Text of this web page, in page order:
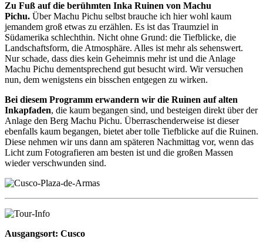
Zu Fuß auf die berühmten Inka Ruinen von Machu
Pichu. Über Machu Pichu selbst brauche ich hier wohl kaum
jemandem groß etwas zu erzählen. Es ist das Traumziel in
Südamerika schlechthin. Nicht ohne Grund: die Tiefblicke, die
Landschaftsform, die Atmosphäre. Alles ist mehr als sehenswert.
Nur schade, dass dies kein Geheimnis mehr ist und die Anlage
Machu Pichu dementsprechend gut besucht wird. Wir versuchen
nun, dem wenigstens ein bisschen entgegen zu wirken.
Bei diesem Programm erwandern wir die Ruinen auf alten
Inkapfaden, die kaum begangen sind, und besteigen direkt über der
Anlage den Berg Machu Pichu. Überraschenderweise ist dieser
ebenfalls kaum begangen, bietet aber tolle Tiefblicke auf die Ruinen.
Diese nehmen wir uns dann am späteren Nachmittag vor, wenn das
Licht zum Fotografieren am besten ist und die großen Massen
wieder verschwunden sind.
Ausgangsort: Cusco